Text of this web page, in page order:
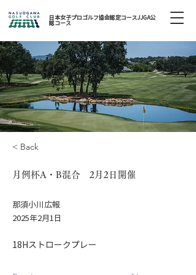
日本女子プロゴルフ協会認定コースJJGA公
認コース
< Back
月例杯A・B混合 2月2日開催
那須小川広報
2025年2月1日
18Hストロークプレー